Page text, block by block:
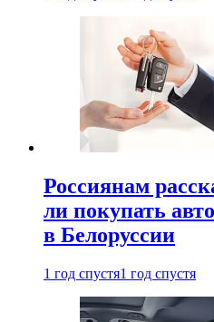
Россиянам
ли покупать
в Белоруссии
1 год спустя1 год спустя